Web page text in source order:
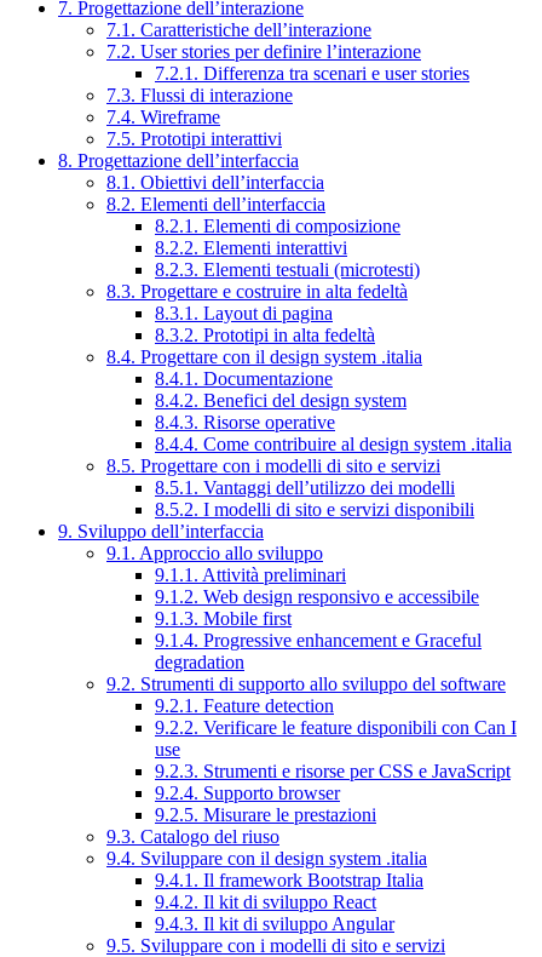
7. Progettazione dell’interazione
7.1. Caratteristiche dell’interazione
7.2. User stories per definire l’interazione
7.2.1. Differenza tra scenari e user stories
7.3. Flussi di interazione
7.4. Wireframe
7.5. Prototipi interattivi
8. Progettazione dell’interfaccia
8.1. Obiettivi dell’interfaccia
8.2. Elementi dell’interfaccia
8.2.1. Elementi di composizione
8.2.2. Elementi interattivi
8.2.3. Elementi testuali (microtesti)
8.3. Progettare e costruire in alta fedeltà
8.3.1. Layout di pagina
8.3.2. Prototipi in alta fedeltà
8.4. Progettare con il design system .italia
8.4.1. Documentazione
8.4.2. Benefici del design system
8.4.3. Risorse operative
8.4.4. Come contribuire al design system .italia
8.5. Progettare con i modelli di sito e servizi
8.5.1. Vantaggi dell’utilizzo dei modelli
8.5.2. I modelli di sito e servizi disponibili
9. Sviluppo dell’interfaccia
9.1. Approccio allo sviluppo
9.1.1. Attività preliminari
9.1.2. Web design responsivo e accessibile
9.1.3. Mobile first
9.1.4. Progressive enhancement e Graceful
degradation
9.2. Strumenti di supporto allo sviluppo del software
9.2.1. Feature detection
9.2.2. Verificare le feature disponibili con Can I
use
9.2.3. Strumenti e risorse per CSS e JavaScript
9.2.4. Supporto browser
9.2.5. Misurare le prestazioni
9.3. Catalogo del riuso
9.4. Sviluppare con il design system .italia
9.4.1. Il framework Bootstrap Italia
9.4.2. Il kit di sviluppo React
9.4.3. Il kit di sviluppo Angular
9.5. Sviluppare con i modelli di sito e servizi